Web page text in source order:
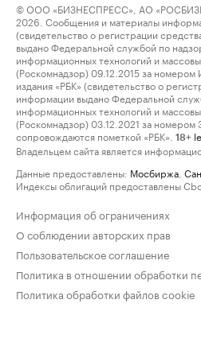
© ООО «БИЗНЕСПРЕСС», АО
2026. Сообщения и материалы
(свидетельство о регистрации
выдано Федеральной службой по
информационных технологий и
(Роскомнадзор) 09.12.2015 за
издания «РБК» (свидетельство о
информации выдано Федеральной
информационных технологий и
(Роскомнадзор) 03.12.2021 за
сопровождаются пометкой «РБК».
18+
Владельцем сайта является
Данные предоставлены: Мосбиржа
Индексы облигаций предоставлены
Информация об ограничениях
О соблюдении авторских прав
Пользовательское соглашение
Политика в отношении обработки
Политика обработки файлов cookie